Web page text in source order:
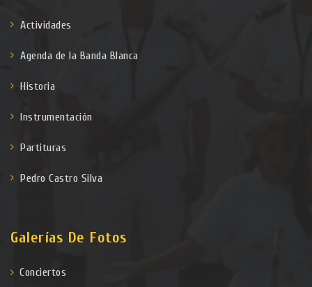
Actividades
Agenda de la Banda Blanca
Historia
Instrumentación
Partituras
Pedro Castro Silva
Galerías De Fotos
Conciertos